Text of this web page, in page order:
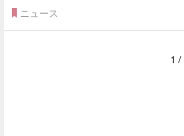
ニュース
1 /